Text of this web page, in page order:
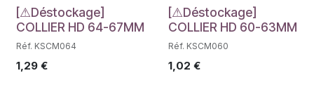
Déstockage
[⚠Déstockage]
COLLIER HD 64-67MM
Réf. KSCM064
1,29 €
Déstockage
[⚠Déstockage]
COLLIER HD 60-63MM
Réf. KSCM060
1,02 €